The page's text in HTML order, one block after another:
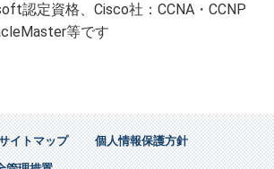
認定資格、Cisco社：CCNA・CCNP
等です
イトマップ 個人情報保護方針